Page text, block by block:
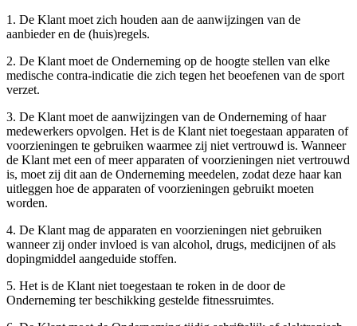
1. De Klant moet zich houden aan de aanwijzingen van de
aanbieder en de (huis)regels.
2. De Klant moet de Onderneming op de hoogte stellen van elke
medische contra-indicatie die zich tegen het beoefenen van de sport
verzet.
3. De Klant moet de aanwijzingen van de Onderneming of haar
medewerkers opvolgen. Het is de Klant niet toegestaan apparaten of
voorzieningen te gebruiken waarmee zij niet vertrouwd is. Wanneer
de Klant met een of meer apparaten of voorzieningen niet vertrouwd
is, moet zij dit aan de Onderneming meedelen, zodat deze haar kan
uitleggen hoe de apparaten of voorzieningen gebruikt moeten
worden.
4. De Klant mag de apparaten en voorzieningen niet gebruiken
wanneer zij onder invloed is van alcohol, drugs, medicijnen of als
dopingmiddel aangeduide stoffen.
5. Het is de Klant niet toegestaan te roken in de door de
Onderneming ter beschikking gestelde fitnessruimtes.